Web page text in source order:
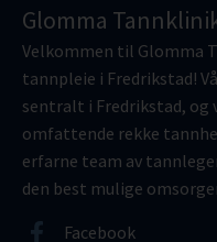
Glomma
Velkommen til Glomma
tannpleie i Fredrikstad!
sentralt i Fredrikstad, og
omfattende rekke
erfarne team av
den best mulige
Facebook